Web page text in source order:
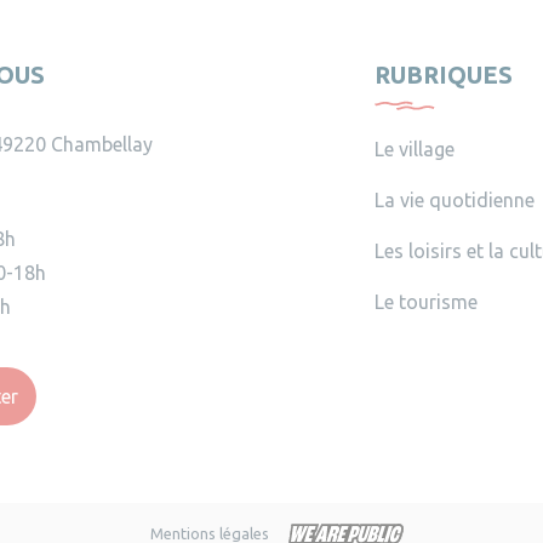
Chambellay
18h
RUBRIQUES
Le village
La vie quotidienne
Les loisirs et la
Le tourisme
Mentions légales